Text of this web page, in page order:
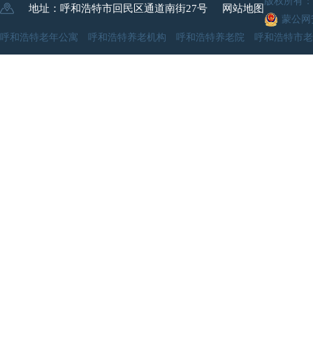
地址：呼和浩特市回民区通道南街27号 网站地图
蒙公网
呼和浩特老年公寓 呼和浩特养老机构 呼和浩特养老院 呼和浩特市